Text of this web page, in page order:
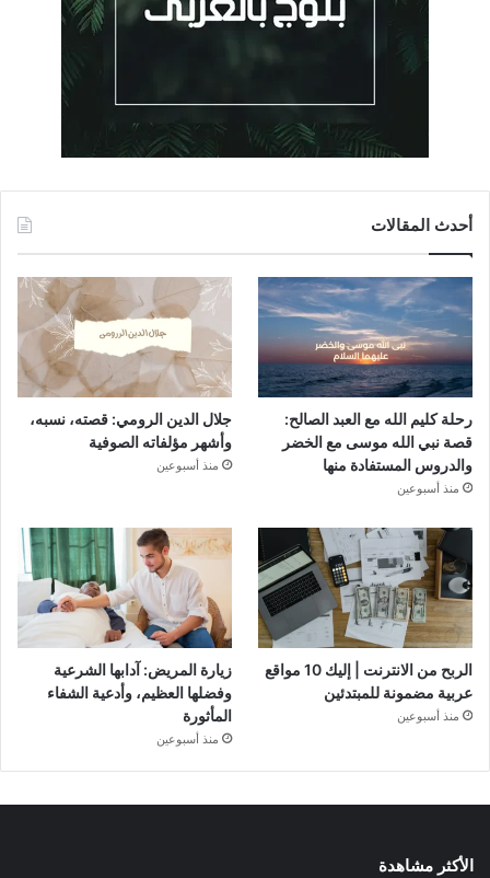
أحدث المقالات
رحلة كليم الله مع العبد الصالح:
قصة نبي الله موسى مع الخضر
والدروس المستفادة منها
منذ أسبوعين
جلال الدين الرومي: قصته، نسبه،
وأشهر مؤلفاته الصوفية
منذ أسبوعين
الربح من الانترنت | إليك 10 مواقع
عربية مضمونة للمبتدئين
منذ أسبوعين
زيارة المريض: آدابها الشرعية
وفضلها العظيم، وأدعية الشفاء
المأثورة
منذ أسبوعين
الأكثر مشاهدة